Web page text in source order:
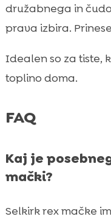
družabnega in
prava izbira.
Idealen so za tiste,
toplino doma.
FAQ
Kaj je
mački?
Selkirk rex mačke